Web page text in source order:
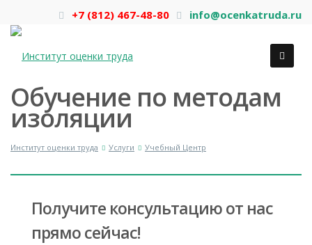
info@ocenkatruda.ru
+7 (812) 467-48-80
Обучение по методам
изоляции
Институт оценки труда Услуги Учебный Центр
Получите консультацию от нас
прямо сейчас!